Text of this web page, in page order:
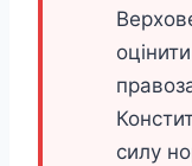
силу